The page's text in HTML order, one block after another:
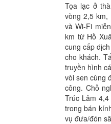
Tọa lạc ở
vòng 2,5 km,
và Wi-Fi
km từ Hồ
cung cấp
cho khách.
truyền hình
vòi sen cùng
công. Chỗ
Trúc Lâm
trong bán
vụ đưa/đón